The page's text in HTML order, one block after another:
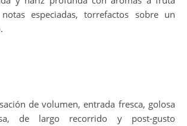
especiadas, torrefactos sobre un
de volumen, entrada fresca, golosa
de largo recorrido y post-gusto